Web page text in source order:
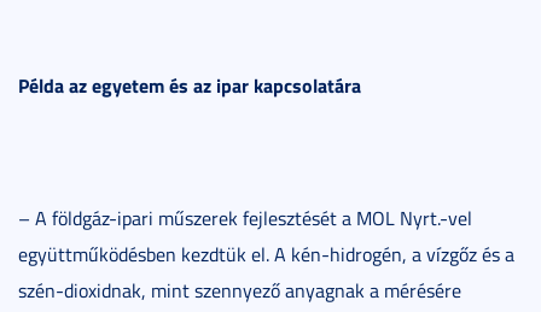
Példa az egyetem és az ipar kapcsolatára
– A földgáz-ipari műszerek fejlesztését a MOL Nyrt.-vel
együttműködésben kezdtük el. A kén-hidrogén, a vízgőz és a
szén-dioxidnak, mint szennyező anyagnak a mérésére